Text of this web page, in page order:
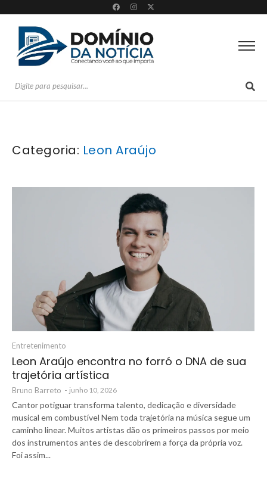
Categoria: Leon Araújo
Entretenimento
Leon Araújo encontra no forró o DNA de sua
trajetória artística
Bruno Barreto - junho 10, 2026
Cantor potiguar transforma talento, dedicação e diversidade
musical em combustível Nem toda trajetória na música segue um
caminho linear. Muitos artistas dão os primeiros passos por meio
dos instrumentos antes de descobrirem a força da própria voz.
Foi assim...